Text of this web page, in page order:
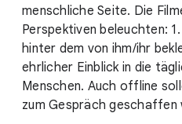
menschliche Seite. Die
Perspektiven beleuchten:
hinter dem von ihm/ihr
ehrlicher Einblick in die
Menschen. Auch offline
zum Gespräch geschaffen